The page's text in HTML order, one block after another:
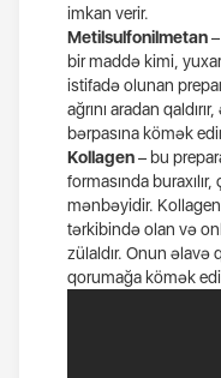
imkan verir.
Metilsulfonilmetan
bir maddə kimi,
istifadə olunan
ağrını aradan
bərpasına kömək
Kollagen– bu
formasında
mənbəyidir.
tərkibində olan və
zülaldır. Onun
qorumağa kömək